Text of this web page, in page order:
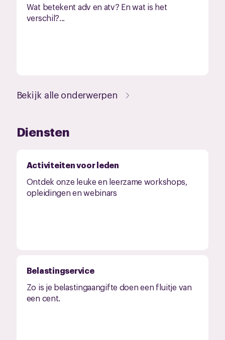
Wat betekent adv en atv? En wat is het
verschil?...
Bekijk alle onderwerpen
Diensten
Activiteiten voor leden
Ontdek onze leuke en leerzame workshops,
opleidingen en webinars
Belastingservice
Zo is je belastingaangifte doen een fluitje van
een cent.